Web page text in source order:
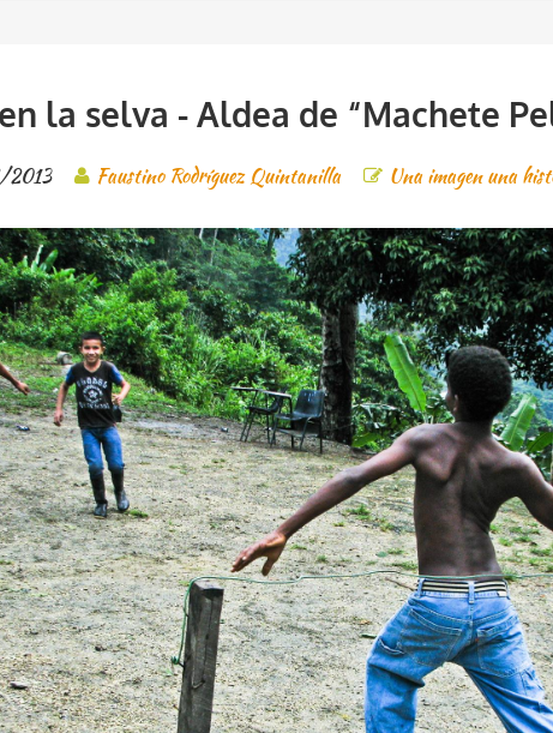
la selva - Aldea de “Machete
Faustino Rodríguez Quintanilla Una imagen una